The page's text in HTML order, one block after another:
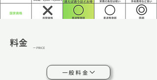
ー PRICE
​料金
一般料金